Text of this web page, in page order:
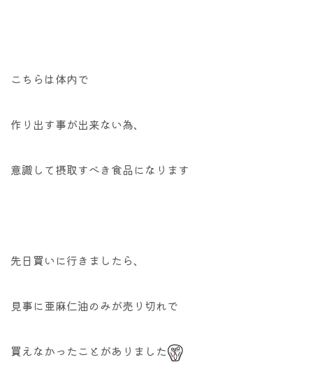
こちらは体内で
作り出す事が出来ない為、
意識して摂取すべき食品になります
先日買いに行きましたら、
見事に亜麻仁油のみが売り切れで
買えなかったことがありました